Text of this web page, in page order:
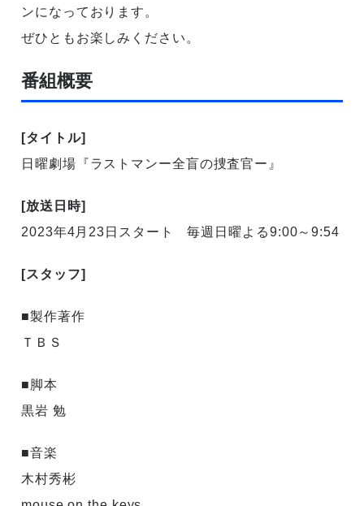
ンになっております。
ぜひともお楽しみください。
番組概要
[タイトル]
日曜劇場『ラストマンー全盲の捜査官ー』
[放送日時]
2023年4月23日スタート 毎週日曜よる9:00～9:54
[スタッフ]
■製作著作
ＴＢＳ
■脚本
黒岩 勉
■音楽
木村秀彬